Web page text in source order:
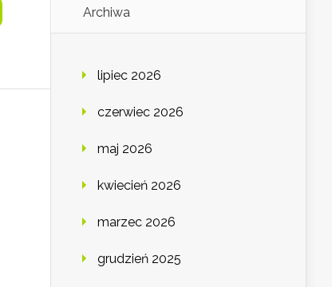
Archiwa
lipiec 2026
czerwiec 2026
maj 2026
kwiecień 2026
marzec 2026
grudzień 2025